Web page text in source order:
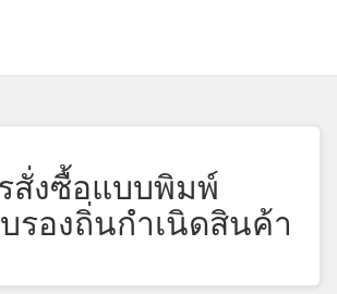
สั่งซื้อแบบพิมพ์
รองถิ่นกำเนิดสินค้า